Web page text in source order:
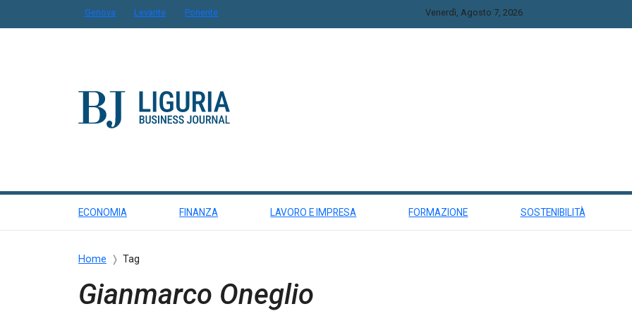
Genova Levante Ponente Venerdì, Agosto 7, 2026
ECONOMIA FINANZA LAVORO E IMPRESA FORMAZIONE SOSTENIBILITÀ
Home Tag
Gianmarco Oneglio